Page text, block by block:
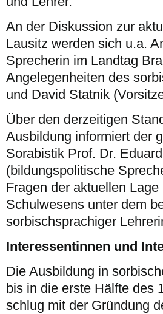
An der Diskussion zur
Lausitz werden sich u.a.
Sprecherin im Landtag
Angelegenheiten des
und David Statnik
Über den derzeitigen
Ausbildung informiert der
Sorabistik Prof. Dr.
(bildungspolitische
Fragen der aktuellen
Schulwesens unter dem
sorbischsprachiger
Interessentinnen und
Die Ausbildung in
bis in die erste Hälfte des
schlug mit der Gründung